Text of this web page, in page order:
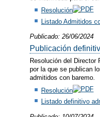
Resolución
Listado Admitidos
Publicado: 26/06/2024
Publicación
Resolución del Director
por la que se publican
admitidos con baremo.
Resolución
Listado definitivo